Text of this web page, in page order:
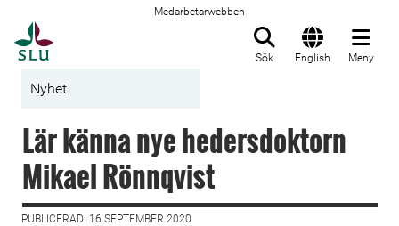
Medarbetarwebben
Sök English Meny
Nyhet
Lär känna nye hedersdoktorn
Mikael Rönnqvist
PUBLICERAD: 16 SEPTEMBER 2020